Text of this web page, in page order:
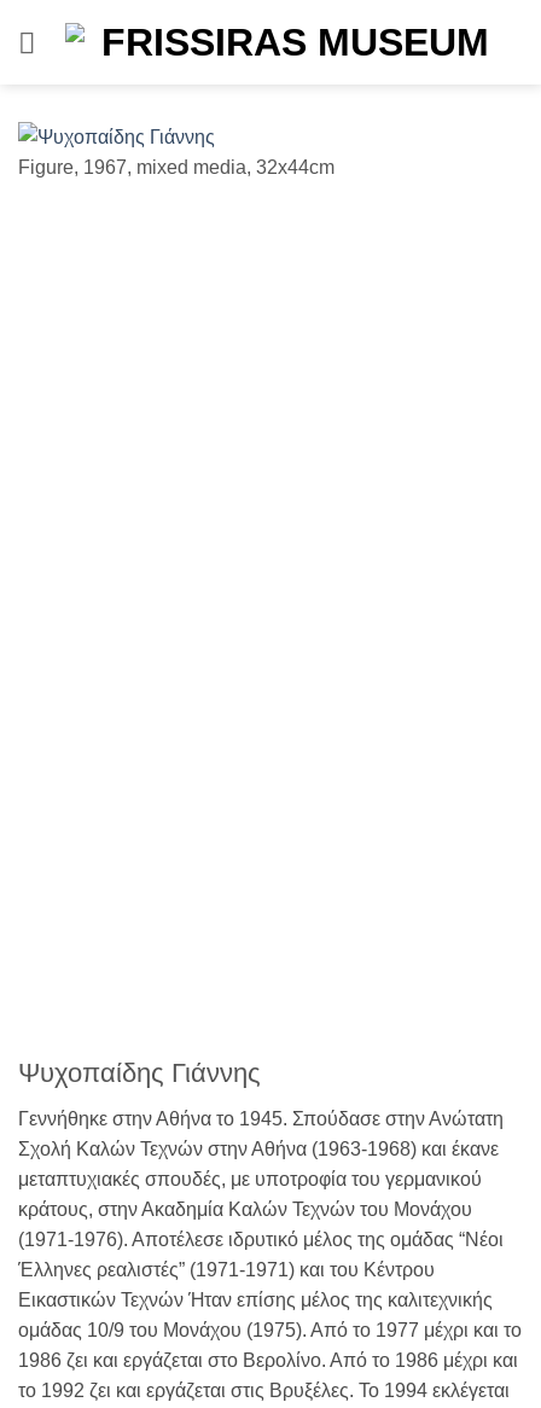
Figure, 1967, mixed media, 32x44cm
Ψυχοπαίδης Γιάννης
Γεννήθηκε στην Αθήνα το 1945. Σπούδασε στην Ανώτατη
Σχολή Καλών Τεχνών στην Αθήνα (1963-1968) και έκανε
μεταπτυχιακές σπουδές, με υποτροφία του γερμανικού
κράτους, στην Ακαδημία Καλών Τεχνών του Μονάχου
(1971-1976). Αποτέλεσε ιδρυτικό μέλος της ομάδας “Νέοι
Έλληνες ρεαλιστές” (1971-1971) και του Κέντρου
Εικαστικών Τεχνών Ήταν επίσης μέλος της καλιτεχνικής
ομάδας 10/9 του Μονάχου (1975). Από το 1977 μέχρι και το
1986 ζει και εργάζεται στο Βερολίνο. Από το 1986 μέχρι και
το 1992 ζει και εργάζεται στις Βρυξέλες. Το 1994 εκλέγεται